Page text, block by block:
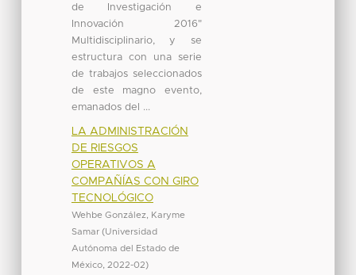
de Investigación e
Innovación 2016"
Multidisciplinario, y se
estructura con una serie
de trabajos seleccionados
de este magno evento,
emanados del ...
LA ADMINISTRACIÓN
DE RIESGOS
OPERATIVOS A
COMPAÑÍAS CON GIRO
TECNOLÓGICO
Wehbe González, Karyme
Samar (Universidad
Autónoma del Estado de
México, 2022-02)